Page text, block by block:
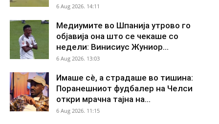
6 Aug 2026. 14:11
Медиумите во Шпанија утрово го
објавија она што се чекаше со
недели: Винисиус Жуниор...
6 Aug 2026. 13:03
Имаше сè, а страдаше во тишина:
Поранешниот фудбалер на Челси
откри мрачна тајна на...
6 Aug 2026. 11:15